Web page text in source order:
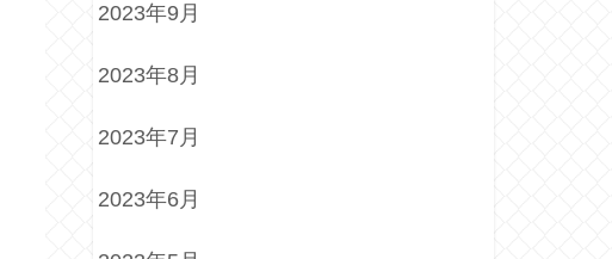
2023年9月
2023年8月
2023年7月
2023年6月